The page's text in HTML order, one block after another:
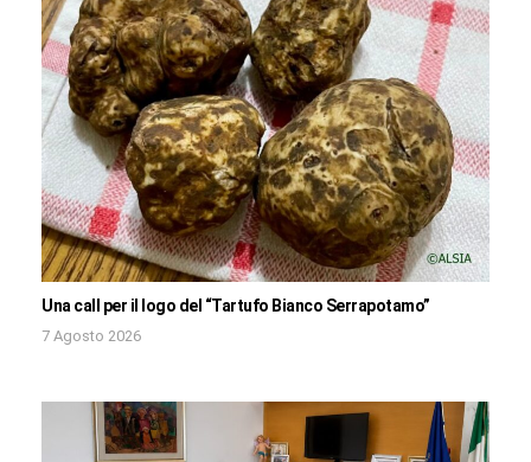
Una call per il logo del “Tartufo Bianco Serrapotamo”
7 Agosto 2026